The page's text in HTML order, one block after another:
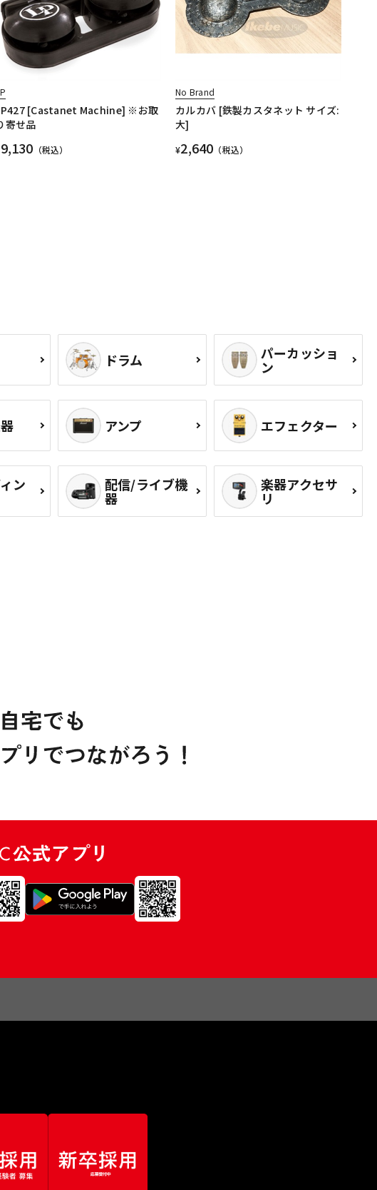
[Castanet Machine] ※お取
寄せ品
9,130 （税込）
No Brand
カルカバ [鉄製カスタネット サイズ:
大]
¥2,640 （税込）
ドラム パーカッショ
ン
アンプ エフェクター
ン 配信/ライブ機
器
楽器アクセサ
リ